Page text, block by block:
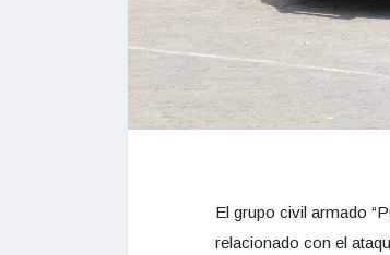
El grupo civil armado
relacionado con el